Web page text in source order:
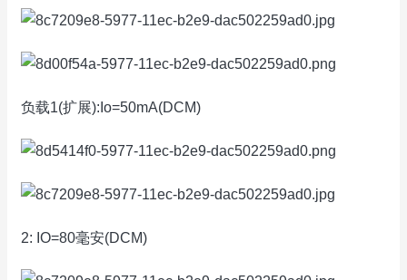
负载1(扩展):Io=50mA(DCM)
2: IO=80毫安(DCM)